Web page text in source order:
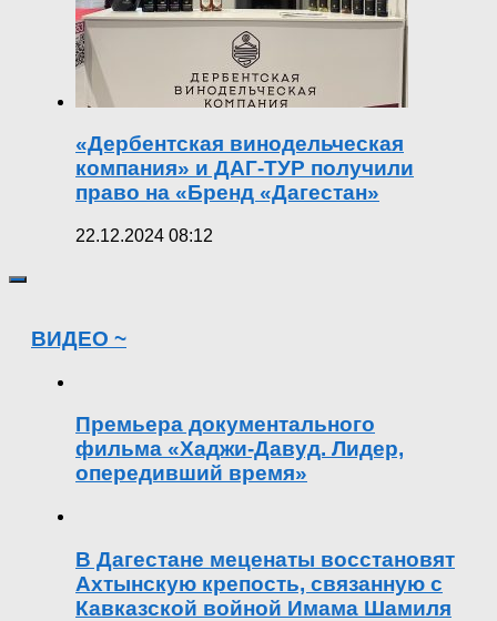
«Дербентская винодельческая
компания» и ДАГ-ТУР получили
право на «Бренд «Дагестан»
22.12.2024 08:12
ВИДЕО ~
Премьера документального
фильма «Хаджи-Давуд. Лидер,
опередивший время»
В Дагестане меценаты восстановят
Ахтынскую крепость, связанную с
Кавказской войной Имама Шамиля